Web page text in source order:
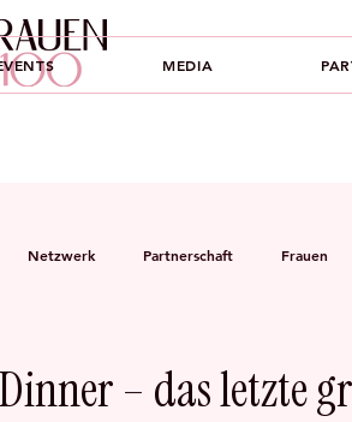
MEDIA
Netzwerk Partnerschaft Frauen
– das letzte